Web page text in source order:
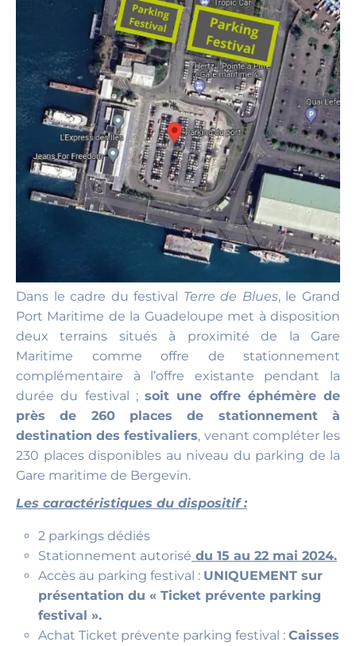
Dans le cadre du festival Terre de Blues, le Grand
Port Maritime de la Guadeloupe met à disposition
deux terrains situés à proximité de la Gare
Maritime comme offre de stationnement
complémentaire à l’offre existante pendant la
durée du festival ; soit une offre éphémère de
près de 260 places de stationnement à
destination des festivaliers, venant compléter les
230 places disponibles au niveau du parking de la
Gare maritime de Bergevin.
Les caractéristiques du dispositif :
2 parkings dédiés
Stationnement autorisé du 15 au 22 mai 2024.
Accès au parking festival : UNIQUEMENT sur
présentation du « Ticket prévente parking
festival ».
Achat Ticket prévente parking festival : Caisses